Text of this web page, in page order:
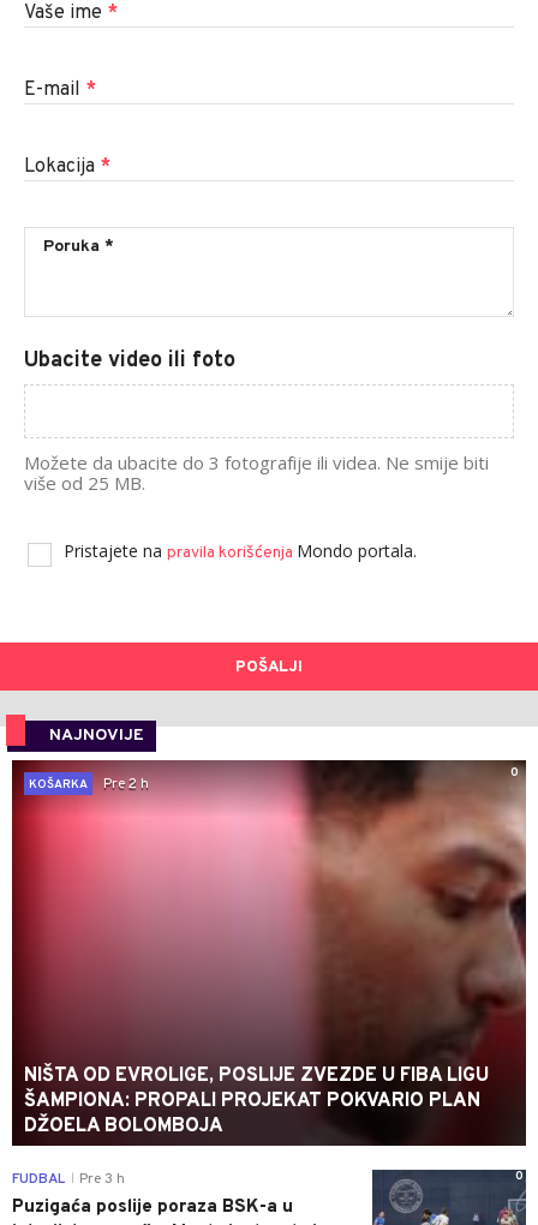
Vaše ime *
E-mail *
Lokacija *
Ubacite video ili foto
Možete da ubacite do 3 fotografije ili videa. Ne smije biti
više od 25 MB.
Pristajete na pravila korišćenja Mondo portala.
POŠALJI
NAJNOVIJE
0
KOŠARKA
Pre 2 h
NIŠTA OD EVROLIGE, POSLIJE ZVEZDE U FIBA LIGU
ŠAMPIONA: PROPALI PROJEKAT POKVARIO PLAN
DŽOELA BOLOMBOJA
0
FUDBAL Pre 3 h
Puzigaća poslije poraza BSK-a u